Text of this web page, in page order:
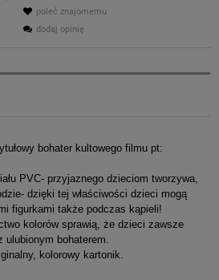
poleć znajomemu
dodaj opinię
bohater kultowego filmu pt:
PVC- przyjaznego dzieciom tworzywa,
dzięki tej właściwości dzieci mogą
figurkami także podczas kąpieli!
kolorów sprawią, że dzieci zawsze
bohaterem.
kolorowy kartonik.